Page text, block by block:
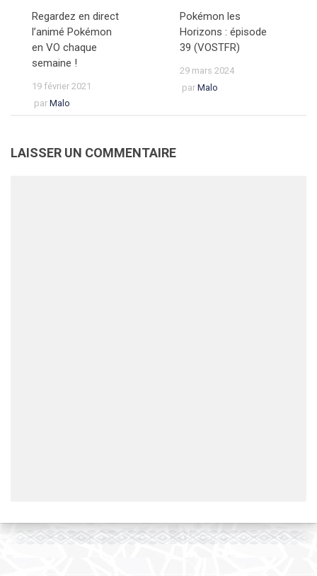
Regardez en direct
l’animé Pokémon
en VO chaque
semaine !
19 février 2021
par Malo
Pokémon les
Horizons : épisode
39 (VOSTFR)
29 mars 2024
par Malo
LAISSER UN COMMENTAIRE